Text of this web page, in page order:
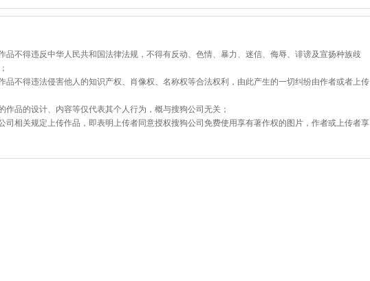
品不得违反中华人民共和国法律法规，不得有反动、色情、暴力、迷信、侮辱、诽谤及宣扬种族歧
品不得违法侵害他人的知识产权、肖像权、名称权等合法权利，由此产生的一切纠纷由作者或者上传
作品的设计、内容等仅代表其个人行为，概与搜狗公司无关；
司相关规定上传作品，即表明上传者同意授权搜狗公司免费使用享有著作权的图片，作者或上传者享